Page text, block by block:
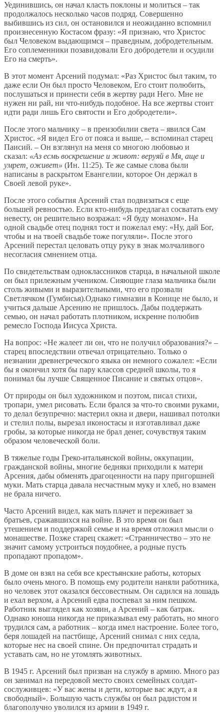
Уединившись, он начал класть поклоны и молиться – так
продолжалось несколько часов подряд. Совершенно
выбившись из сил, он остановился и неожиданно вспомнил
произнесенную Костасом фразу: «Я признаю, что Христос
был Человеком выдающимся – праведным, добродетельным.
Его соплеменники позавидовали Его добродетели и осудили
Его на смерть».
В этот момент Арсений подумал: «Раз Христос был таким, то
даже если Он был просто Человеком, Его стоит полюбить,
послушаться и принести себя в жертву ради Него. Мне не
нужен ни рай, ни что-нибудь подобное. На все жертвы стоит
идти ради лишь Его святости и Его добродетели».
После этого мальчику – в преизобилии света – явился Сам
Христос. «Я видел Его от пояса и выше, – вспоминал старец
Паисий. – Он взглянул на меня со многою любовью и
сказал: «Аз есмь воскрешение и живот: веруяй в Мя, аще и
умрет, оживет» (Ин. 11:25). Те же самые слова были
написаны в раскрытом Евангелии, которое Он держал в
Своей левой руке».
После этого события Арсений стал подвизаться с еще
большей ревностью. Если кто-нибудь предлагал сосватать ему
невесту, он решительно возражал: «Я буду монахом». На
одной свадьбе отец поднял тост и пожелал ему: «Ну, дай Бог,
чтобы и на твоей свадьбе тоже погуляли». После этого
Арсений перестал целовать отцу руку в знак молчаливого
несогласия смнением отца.
По свидетельствам одноклассников старца, в начальной школе
он был прилежным учеником. Сияющие глаза мальчика были
столь живыми и выразительными, что его прозвали
Светлячком (Гумбисья).Однако гимназии в Конице не было, и
учиться дальше Арсению не пришлось. Дабы поддержать
семью, он начал работать плотником, искренне полюбив
ремесло Господа Иисуса Христа.
На вопрос: «Не жалеет ли он, что не получил образования?» –
старец впоследствии отвечал отрицательно. Только о
незнании древнегреческого языка он немного сожалел: «Если
бы я окончил хотя бы пару классов средней школы, то я
понимал бы лучше Священное Писание и святых отцов».
От природы он был художником и поэтом, писал стихи,
тропари, умел рисовать. Если брался за что-то своими руками,
то делал безупречно: мастерил окна и двери, нашивал потолки
и стелил полы, вырезал иконостасы и изготавливал даже
гробы, за которые никогда не брал денег, сочувствуя таким
образом человеческой боли.
В тяжелые годы Греко-итальянской войны, оккупации,
гражданской войны, многие бедняки приходили к матери
Арсения, дабы обменять драгоценности на пару пригоршней
муки. Мать старца давала несчастным муку и хлеб, но взамен
не брала ничего.
Часто Арсений видел, как мать плачет и переживает за
братьев, сражавшихся на войне. В это время он был
утешением и поддержкой семье и на время отложил мысли о
монашестве. Позже старец скажет: «Странничество – это не
значит самому устроиться поудобнее, а родные пусть
пропадают пропадом».
В доме он взял на себя все крестьянские работы, которых
было очень много. В помощь ему родители наняли работника,
но человек этот оказался бессовестным. Он садился на лошадь
и ехал верхом, а Арсений едва поспевал за ним пешком.
Работник выглядел как хозяин, а Арсений – как батрак.
Однако юноша никогда не приказывал ему работать, но много
трудился сам, а работник – когда имел настроение. Более того,
беря лошадей на пастбище, Арсений снимал с них седла,
которые нес на своей спине. Он предпочитал страдать и
уставать сам, но не утомлять животных.
В 1945 г. Арсений был призван на службу в армию. Много раз
он занимал на передовой место своих семейных солдат-
сослуживцев: «У вас жены и дети, которые вас ждут, а я
свободный». Большую часть службы он был радистом и
благополучно уволился из армии в 1949 г.